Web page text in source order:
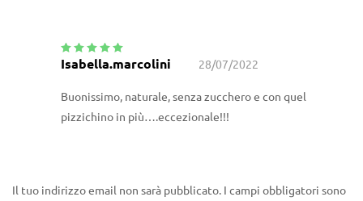
Valutato5su
5
Isabella.marcolini 28/07/2022
Buonissimo, naturale, senza zucchero e con quel
pizzichino in più….eccezionale!!!
Il tuo indirizzo email non sarà pubblicato. I campi obbligatori sono